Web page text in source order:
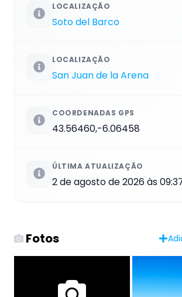
LOCALIZAÇÃO
Soto del Barco
LOCALIZAÇÃO
San Juan de la Arena
COORDENADAS GPS
43.56460,-6.06458
ÚLTIMA ATUALIZAÇÃO
2 de agosto de 2026 às
Fotos